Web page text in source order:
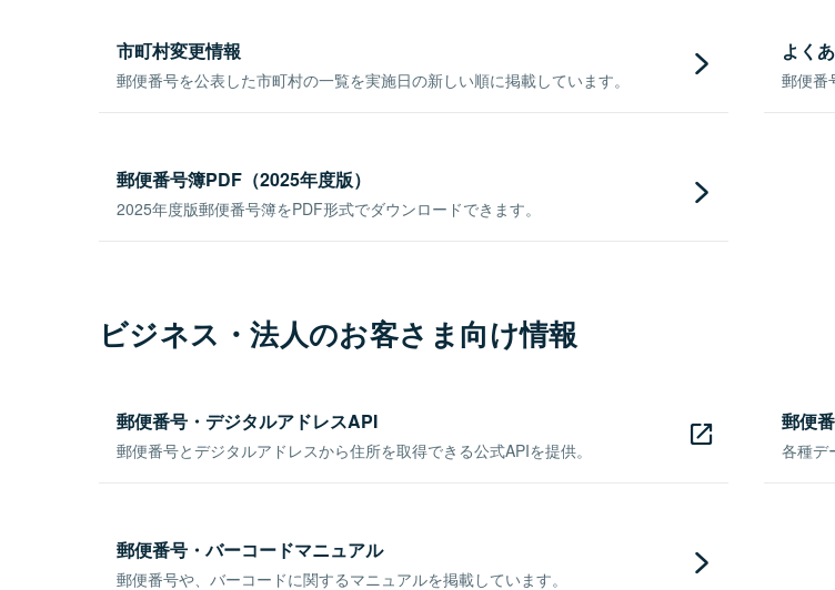
市町村変更情報
郵便番号を公表した市町村の一覧を実施日の新しい順に掲載しています。
よく
郵便番
郵便番号簿PDF（2025年度版）
2025年度版郵便番号簿をPDF形式でダウンロードできます。
ビジネス・法人のお客さま向け情報
郵便番号・デジタルアドレスAPI
郵便番号とデジタルアドレスから住所を取得できる公式APIを提供。
郵便
各種デ
郵便番号・バーコードマニュアル
郵便番号や、バーコードに関するマニュアルを掲載しています。